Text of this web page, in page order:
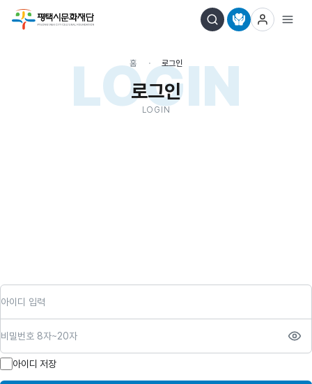
LOGIN
홈 로그인
로그인
LOGIN
아이디 저장